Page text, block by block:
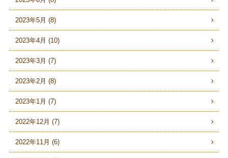
2023年5月 (8)
2023年4月 (10)
2023年3月 (7)
2023年2月 (8)
2023年1月 (7)
2022年12月 (7)
2022年11月 (6)